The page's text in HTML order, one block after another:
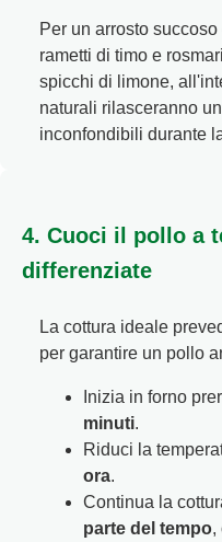
Per un arrosto
rametti di timo e
spicchi di limone,
naturali rilasceranno
inconfondibili durante
4. Cuoci il pollo a
differenziate
La cottura ideale
per garantire un pollo
Inizia in forno
minuti.
Riduci la
ora.
Continua la
parte del tempo,